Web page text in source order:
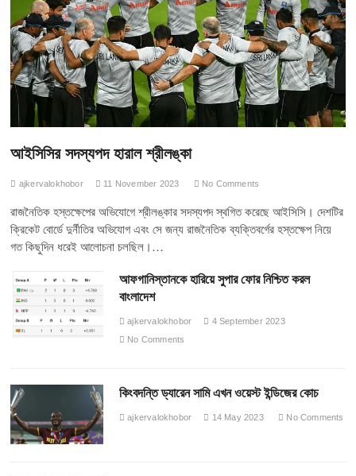
আইসিসির সদস্যপদ হারাল শ্রীলঙ্কা
ajkervalokhobor 11 November 2023 No Comments
রাজনৈতিক হস্তক্ষেপের অভিযোগে শ্রীলঙ্কার সদস্যপদ স্থগিত করেছে আইসিসি। দেশটির
ক্রিকেট বোর্ডে দুর্নীতির অভিযোগ এবং সে জন্য রাজনৈতিক ব্যক্তিবর্গের হস্তক্ষেপ নিয়ে
গত কিছুদিন ধরেই আলোচনা চলছিল।…
আফগানিস্তানকে হারিয়ে সুপার ফোর নিশ্চিত করল
বাংলাদেশ
ajkervalokhobor
4 September 2023
No Comments
কিংবদন্তি ড্যারেন সামি এখন ওয়েস্ট ইন্ডিজের কোচ
ajkervalokhobor 14 May 2023 No Comments